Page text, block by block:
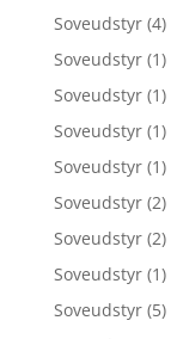
Soveudstyr (4)
Soveudstyr (1)
Soveudstyr (1)
Soveudstyr (1)
Soveudstyr (1)
Soveudstyr (2)
Soveudstyr (2)
Soveudstyr (1)
Soveudstyr (5)